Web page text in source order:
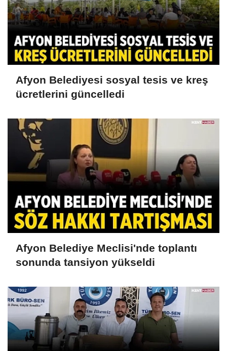
Afyon Belediyesi sosyal tesis ve kreş
ücretlerini güncelledi
Afyon Belediye Meclisi'nde toplantı
sonunda tansiyon yükseldi